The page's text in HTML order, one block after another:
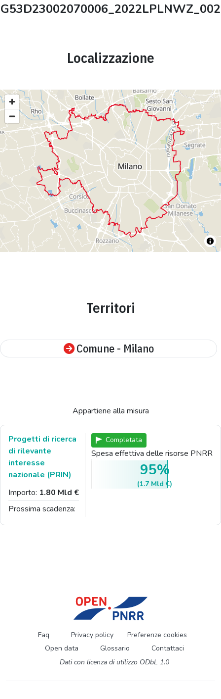
G53D23002070006_2022LPLNWZ_002
Localizzazione
Territori
Comune - Milano
Appartiene alla misura
Progetti di ricerca
di rilevante
interesse
nazionale (PRIN)
Importo: 1.80 Mld €
Prossima scadenza:
Completata
Spesa effettiva delle risorse PNRR
95%
(1.7 Mld €)
Faq Privacy policy
Preferenze cookies
Open data
Glossario
Contattaci
Dati con licenza di utilizzo ODbL 1.0